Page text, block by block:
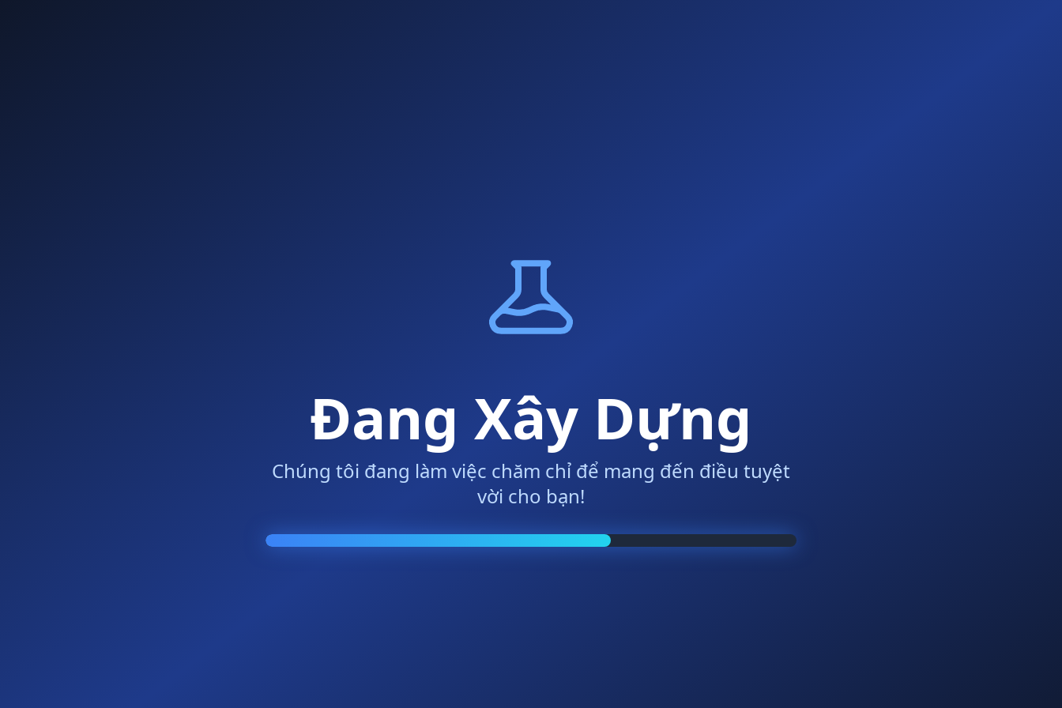
Đang Xây Dựng
Chúng tôi đang làm việc chăm chỉ để mang đến điều tuyệt
vời cho bạn!